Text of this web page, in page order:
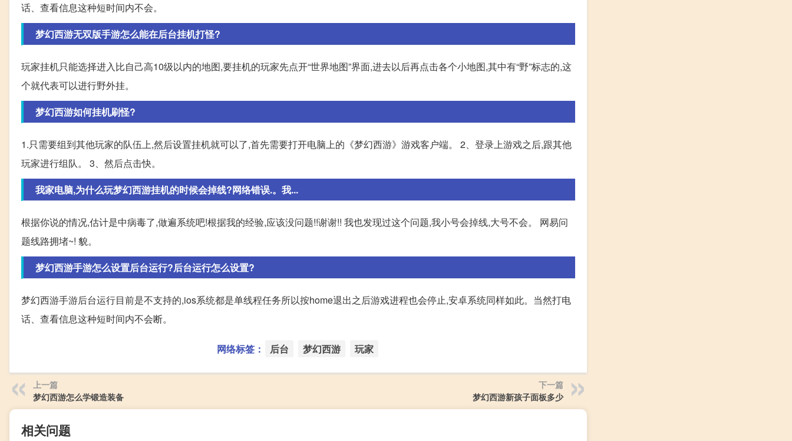
话、查看信息这种短时间内不会。
梦幻西游无双版手游怎么能在后台挂机打怪?
玩家挂机只能选择进入比自己高10级以内的地图,要挂机的玩家先点开“世界地图”界面,进去以后再点击各个小地图,其中有“野”标志的,这
个就代表可以进行野外挂。
梦幻西游如何挂机刷怪?
1.只需要组到其他玩家的队伍上,然后设置挂机就可以了,首先需要打开电脑上的《梦幻西游》游戏客户端。 2、登录上游戏之后,跟其他
玩家进行组队。 3、然后点击快。
我家电脑,为什么玩梦幻西游挂机的时候会掉线?网络错误.。我...
根据你说的情况,估计是中病毒了,做遍系统吧!根据我的经验,应该没问题!!谢谢!! 我也发现过这个问题,我小号会掉线,大号不会。 网易问
题线路拥堵~! 貌。
梦幻西游手游怎么设置后台运行?后台运行怎么设置?
梦幻西游手游后台运行目前是不支持的,ios系统都是单线程任务所以按home退出之后游戏进程也会停止,安卓系统同样如此。当然打电
话、查看信息这种短时间内不会断。
网络标签： 后台 梦幻西游 玩家
上一篇
梦幻西游怎么学锻造装备
下一篇
梦幻西游新孩子面板多少
相关问题